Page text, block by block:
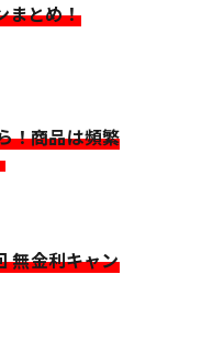
まとめ！
！商品は頻繁
無金利キャン